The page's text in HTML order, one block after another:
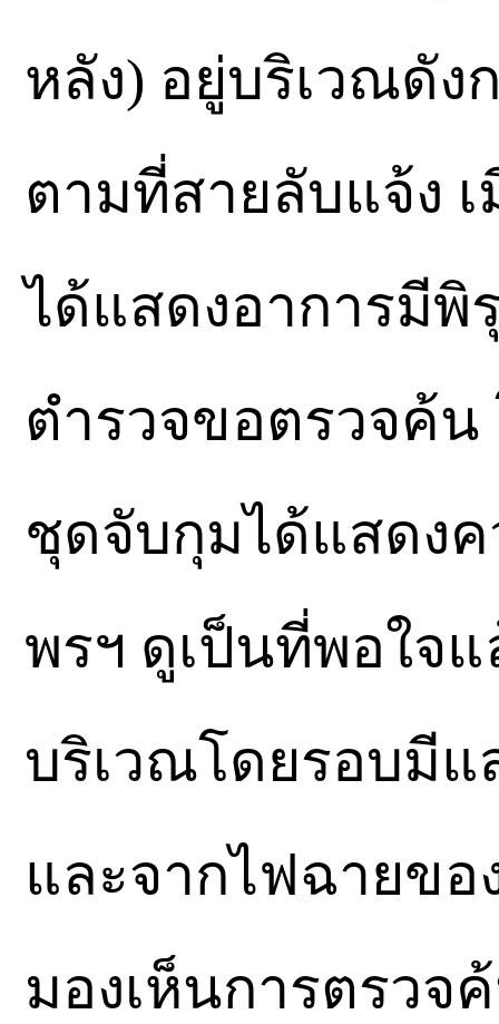
หลัง) อยู่บริเวณดั
ตามที่สายลับแจ้ง
ได้แสดงอาการมีพิ
ตำรวจขอตรวจค้
ชุดจับกุมได้แสดง
พรฯ ดูเป็นที่พอใจ
บริเวณโดยรอบมีแ
และจากไฟฉายขอ
มองเห็นการตรวจ